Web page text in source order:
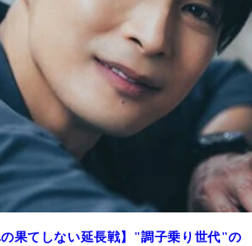
の果てしない延長戦】"調子乗り世代"の